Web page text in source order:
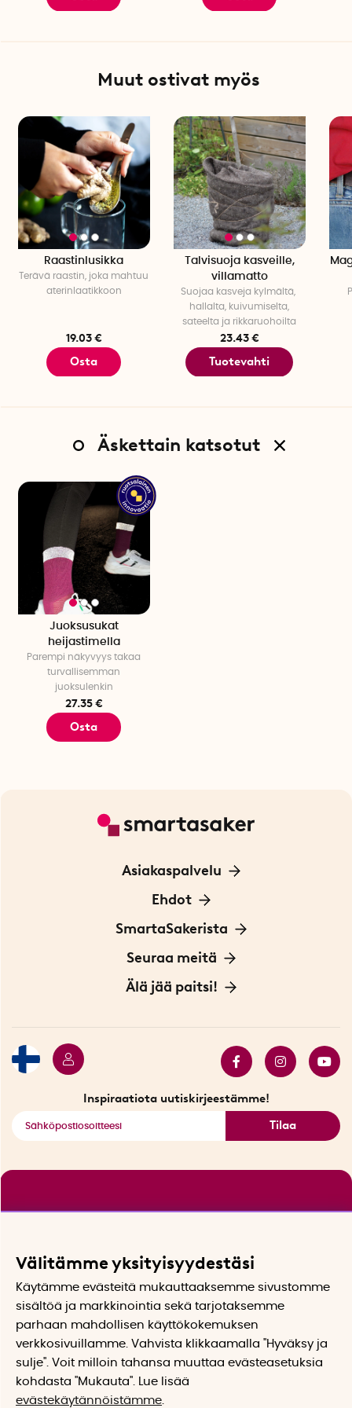
Muut ostivat myös
Raastinlusikka
Terävä raastin, joka mahtuu
aterinlaatikkoon
19.03 €
Osta
Talvisuoja kasveille,
villamatto
Suojaa kasveja kylmältä,
hallalta, kuivumiselta,
sateelta ja rikkaruohoilta
23.43 €
Tuotevahti
Äskettain katsotut
Juoksusukat
heijastimella
Parempi näkyvyys takaa
turvallisemman
juoksulenkin
27.35 €
Osta
Asiakaspalvelu
Ota yhteyttä
Ehdot
Tietoa evästeistä
Yksityisyydensuoja
Sopimusehdot
SmartaSakerista
Meistä
Myymälä Tukholmassa
Seuraa meitä
Innovaattoriblogi
Älä jää paitsi!
Inspiraatiota uutiskirjeestämme!
Tilaa
Välitämme yksityisyydestäsi
Käytämme evästeitä mukauttaaksemme sivustomme
sisältöä ja markkinointia sekä tarjotaksemme
parhaan mahdollisen käyttökokemuksen
verkkosivuillamme. Vahvista klikkaamalla "Hyväksy ja
sulje". Voit milloin tahansa muuttaa evästeasetuksia
kohdasta "Mukauta". Lue lisää
evästekäytännöistämme